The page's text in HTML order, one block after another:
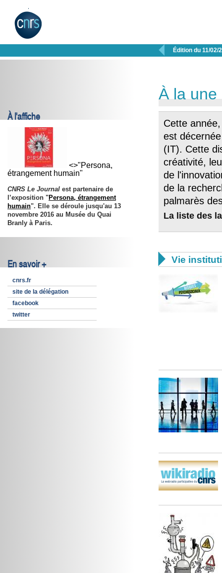
 Édition du 11/02/
À l'affiche
<>"Persona,
étrangement humain"
CNRS Le Journal est partenaire de
l’exposition "Persona, étrangement
humain". Elle se déroule jusqu'au 13
novembre 2016 au Musée du Quai
Branly à Paris.
En savoir +
cnrs.fr
site de la délégation
facebook
twitter
À la une
Cette
est
(IT). Cette
créativité,
de
de la
palmarès
La liste des
 Vie